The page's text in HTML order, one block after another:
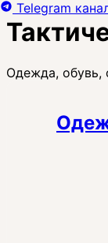
Одежда, обувь,
Telegram